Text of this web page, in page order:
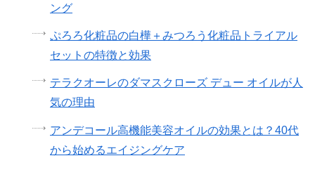
ング
ぷろろ化粧品の白樺＋みつろう化粧品トライアル
セットの特徴と効果
テラクオーレのダマスクローズ デュー オイルが人
気の理由
アンデコール高機能美容オイルの効果とは？40代
から始めるエイジングケア